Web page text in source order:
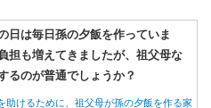
日は毎日孫の夕飯を作っていま
担も増えてきましたが、祖父母な
るのが普通でしょうか？
助けるために、祖父母が孫の夕飯を作る家